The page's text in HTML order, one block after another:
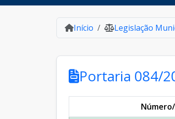
Início Legislação
Portaria 084/